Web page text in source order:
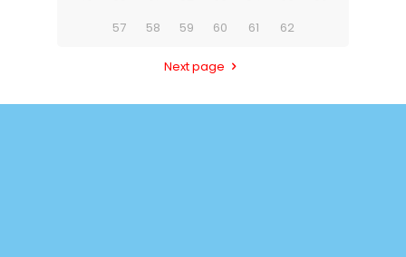
57
58 59 60 61 62
Next page